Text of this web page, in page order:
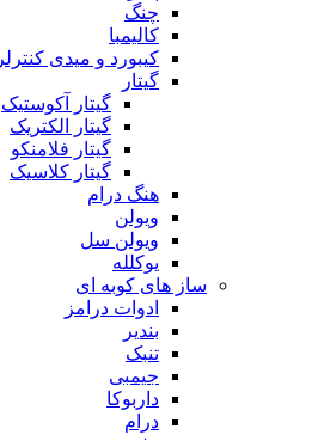
چنگ
کالیمبا
کیبورد و میدی کنترلر
گیتار
گیتار آکوستیک
گیتار الکتریک
گیتار فلامنکو
گیتار کلاسیک
هنگ درام
ویولن
ویولن سل
یوکلله
ساز های کوبه ای
ادوات درامز
بندیر
تنبک
جیمبی
داربوکا
درام